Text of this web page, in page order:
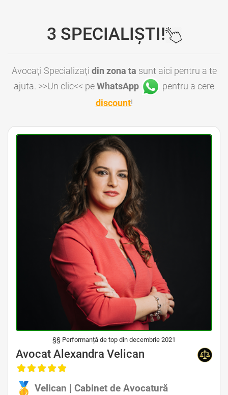
3 SPECIALIȘTI!
Avocați Specializați din zona ta sunt aici pentru a te
ajuta. >>Un clic<< peWhatsApp
pentru a cere
discount!
Avocat Bucuresti • Avocat Bun Bucuresti • Avocat Ieftin Bucuresti • Avocati Bucuresti • Avocati Sector 1 Bucuresti • Avocati Sector 2 Bucuresti • Avocati Sector 3 Bucuresti • Avocati Sector 4 Bucuresti • Avocati Sector 5 Bucuresti • Avocati Sector 6 Bucuresti
§§ Performanță de top din decembrie 2021
Avocat Specializat în Drept Civil • Avocat Specializat în Dreptul Familiei
Avocat Alexandra Velican
Velican | Cabinet de Avocatură